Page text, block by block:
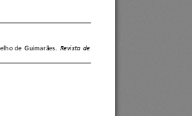
de  Guimarães.Revista  de